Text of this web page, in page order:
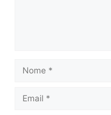
Nome
Email